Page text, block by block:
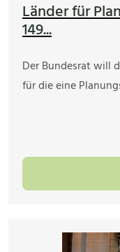
Länder für
149...
Der Bundesrat will
für die eine